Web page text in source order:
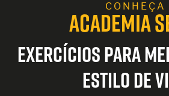
C O N H E Ç A
ACADEMIA
EXERCÍCIOS PARA
ESTILO DE